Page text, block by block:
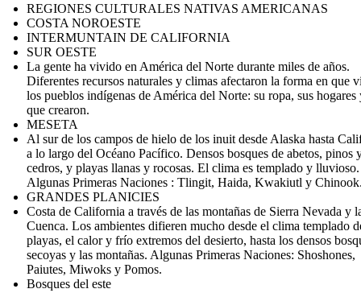
REGIONES CULTURALES NATIVAS AMERICANAS
COSTA NOROESTE
INTERMUNTAIN DE CALIFORNIA
SUR OESTE
La gente ha vivido en América del Norte durante miles de años.
Diferentes recursos naturales y climas afectaron la forma en que
los pueblos indígenas de América del Norte: su ropa, sus hogares
que crearon.
MESETA
Al sur de los campos de hielo de los inuit desde Alaska hasta
a lo largo del Océano Pacífico. Densos bosques de abetos, pinos
cedros, y playas llanas y rocosas. El clima es templado y lluvioso.
Algunas Primeras Naciones : Tlingit, Haida, Kwakiutl y
GRANDES PLANICIES
Costa de California a través de las montañas de Sierra Nevada y
Cuenca. Los ambientes difieren mucho desde el clima templado
playas, el calor y frío extremos del desierto, hasta los densos
secoyas y las montañas. Algunas Primeras Naciones: Shoshones,
Paiutes, Miwoks y Pomos.
Bosques del este